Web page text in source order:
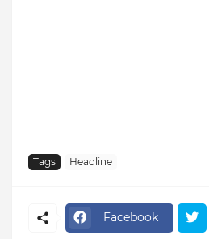
Tags Headline
Facebook